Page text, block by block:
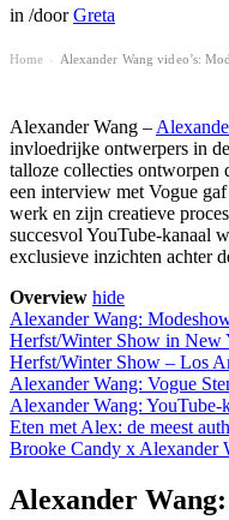
in /doorGreta
Home Alexander Wang video’s:
Alexander Wang –
invloedrijke ontwerpers in
talloze collecties ontworpen
een interview met Vogue
werk en zijn creatieve
succesvol YouTube-kanaal
exclusieve inzichten achter
Overview hide
Alexander Wang:
Herfst/Winter Show in New
Herfst/Winter Show – Los
Alexander Wang: Vogue
Alexander Wang: YouTube-
Eten met Alex: de meest
Brooke Candy x Alexander
Alexander